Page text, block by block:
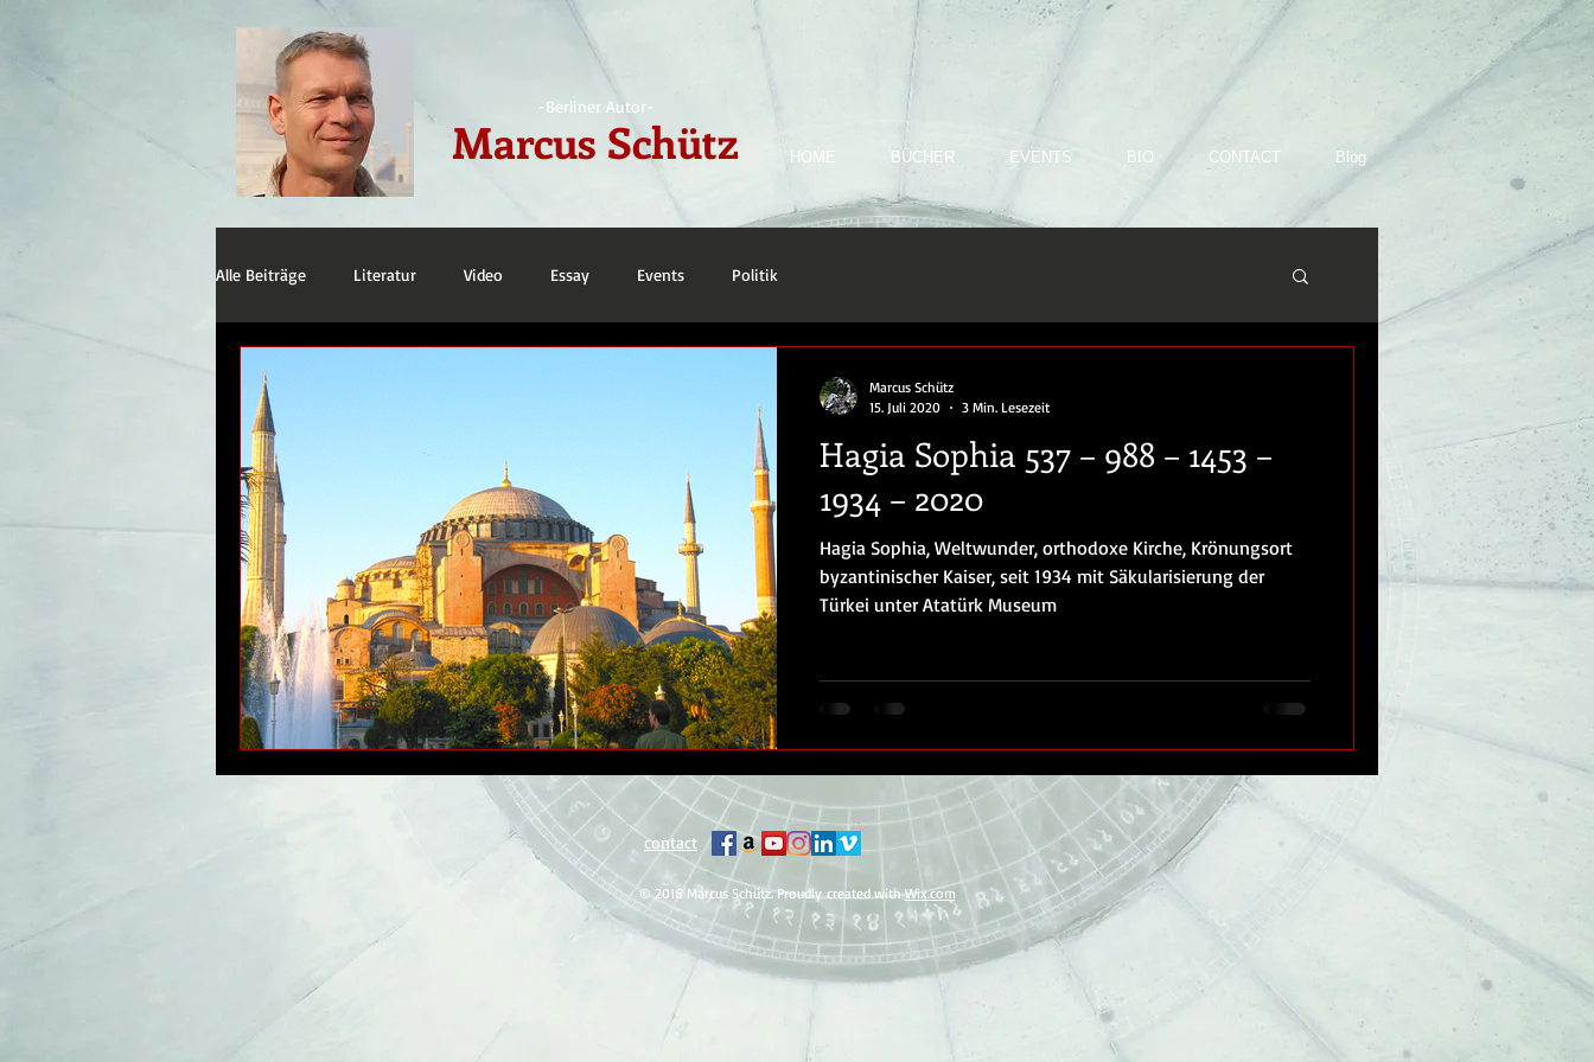
-Berliner Autor-
Marcus Schütz HOME BÜCHER EVENTS BIO CONTACT Blog
Alle Beiträge Literatur Video Essay Events Politik
Hagia Sophia 537 – 988 – 1453 –
1934 – 2020
Hagia Sophia, Weltwunder, orthodoxe Kirche, Krönungsort
byzantinischer Kaiser, seit 1934 mit Säkularisierung der
Türkei unter Atatürk Museum
Marcus Schütz
15. Juli 2020
3 Min. Lesezeit
contact
© 2016 Marcus Schütz. Proudly created withWix.com